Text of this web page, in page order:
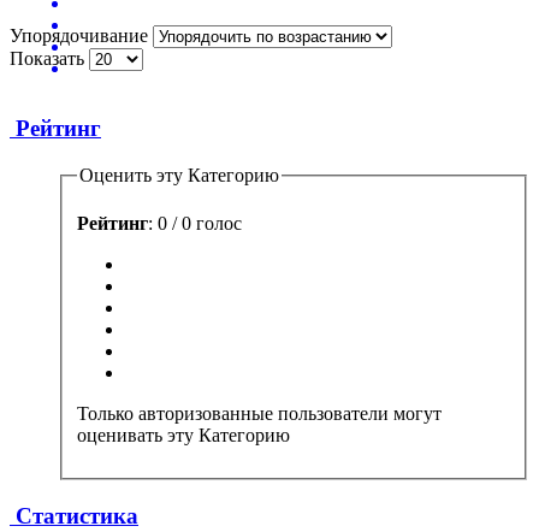
Упорядочивание
Показать
Рейтинг
Оценить эту Категорию
Рейтинг: 0 / 0 голос
Только авторизованные пользователи могут
оценивать эту Категорию
Статистика